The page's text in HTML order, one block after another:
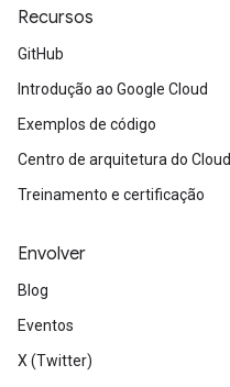
Recursos
GitHub
Introdução ao Google Cloud
Exemplos de código
Centro de arquitetura do Cloud
Treinamento e certificação
Envolver
Blog
Eventos
X (Twitter)